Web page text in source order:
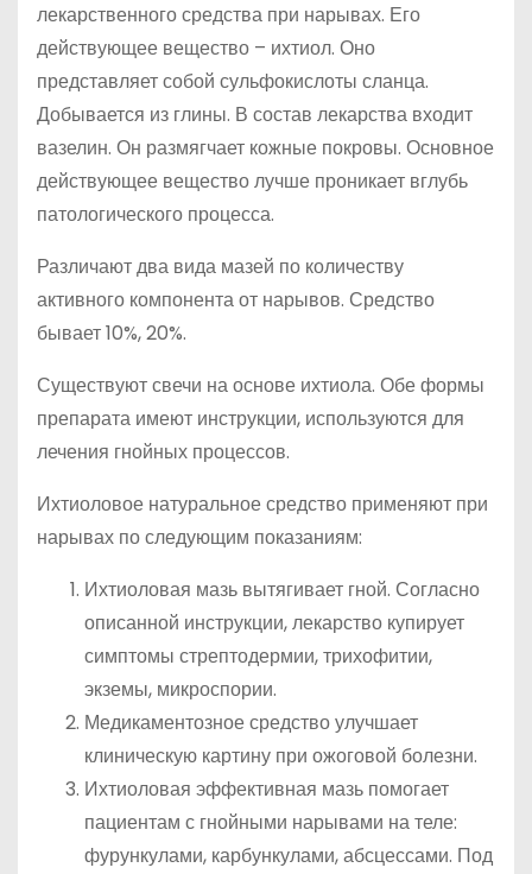
лекарственного средства при нарывах. Его
действующее вещество – ихтиол. Оно
представляет собой сульфокислоты сланца.
Добывается из глины. В состав лекарства входит
вазелин. Он размягчает кожные покровы. Основное
действующее вещество лучше проникает вглубь
патологического процесса.
Различают два вида мазей по количеству
активного компонента от нарывов. Средство
бывает 10%, 20%.
Существуют свечи на основе ихтиола. Обе формы
препарата имеют инструкции, используются для
лечения гнойных процессов.
Ихтиоловое натуральное средство применяют при
нарывах по следующим показаниям:
Ихтиоловая мазь вытягивает гной. Согласно
описанной инструкции, лекарство купирует
симптомы стрептодермии, трихофитии,
экземы, микроспории.
Медикаментозное средство улучшает
клиническую картину при ожоговой болезни.
Ихтиоловая эффективная мазь помогает
пациентам с гнойными нарывами на теле:
фурункулами, карбункулами, абсцессами. Под